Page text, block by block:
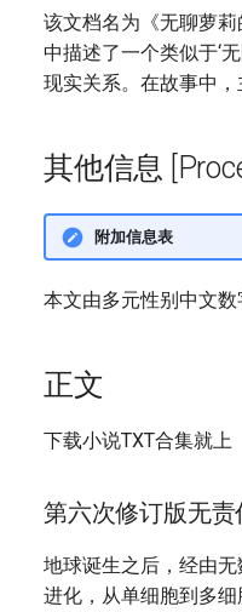
该文档名为《无聊萝
中描述了一个类似于‘
现实关系。在故事中
其他信息
附加信息表
本文由多元性别中文
正文
下载小说TXT合集就上
第六次修订版无
地球诞生之后，经由
进化，从单细胞到多